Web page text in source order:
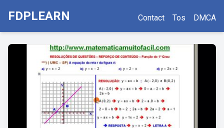
FDPLEARN Contact Tos DMCA